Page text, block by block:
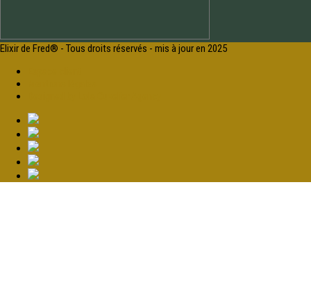
Elixir de Fred® - Tous droits réservés - mis à jour en 2025